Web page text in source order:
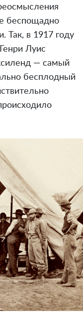
беспощадно
Так, в 1917 году
Луис
— самый
бесплодный